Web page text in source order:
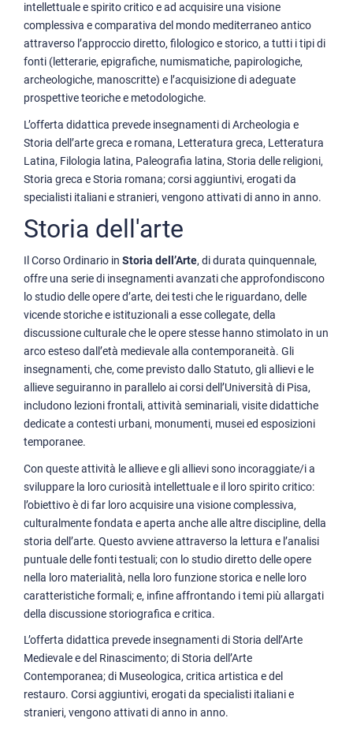
intellettuale e spirito critico e ad acquisire una visione
complessiva e comparativa del mondo mediterraneo antico
attraverso l’approccio diretto, filologico e storico, a tutti i tipi di
fonti (letterarie, epigrafiche, numismatiche, papirologiche,
archeologiche, manoscritte) e l’acquisizione di adeguate
prospettive teoriche e metodologiche.
L’offerta didattica prevede insegnamenti di Archeologia e
Storia dell’arte greca e romana, Letteratura greca, Letteratura
Latina, Filologia latina, Paleografia latina, Storia delle religioni,
Storia greca e Storia romana; corsi aggiuntivi, erogati da
specialisti italiani e stranieri, vengono attivati di anno in anno.
Storia dell'arte
Il Corso Ordinario in Storia dell’Arte, di durata quinquennale,
offre una serie di insegnamenti avanzati che approfondiscono
lo studio delle opere d’arte, dei testi che le riguardano, delle
vicende storiche e istituzionali a esse collegate, della
discussione culturale che le opere stesse hanno stimolato in un
arco esteso dall’età medievale alla contemporaneità. Gli
insegnamenti, che, come previsto dallo Statuto, gli allievi e le
allieve seguiranno in parallelo ai corsi dell’Università di Pisa,
includono lezioni frontali, attività seminariali, visite didattiche
dedicate a contesti urbani, monumenti, musei ed esposizioni
temporanee.
Con queste attività le allieve e gli allievi sono incoraggiate/i a
sviluppare la loro curiosità intellettuale e il loro spirito critico:
l’obiettivo è di far loro acquisire una visione complessiva,
culturalmente fondata e aperta anche alle altre discipline, della
storia dell’arte. Questo avviene attraverso la lettura e l’analisi
puntuale delle fonti testuali; con lo studio diretto delle opere
nella loro materialità, nella loro funzione storica e nelle loro
caratteristiche formali; e, infine affrontando i temi più allargati
della discussione storiografica e critica.
L’offerta didattica prevede insegnamenti di Storia dell’Arte
Medievale e del Rinascimento; di Storia dell’Arte
Contemporanea; di Museologica, critica artistica e del
restauro. Corsi aggiuntivi, erogati da specialisti italiani e
stranieri, vengono attivati di anno in anno.